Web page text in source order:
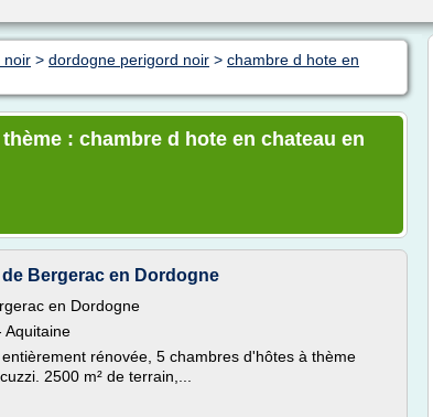
noir > dordogne perigord noir > chambre d hote en
: chambre d hote en chateau en
Bergerac en Dordogne
en Dordogne
Aquitaine
rénovée, 5 chambres d'hôtes à thème
2500 m² de terrain,...